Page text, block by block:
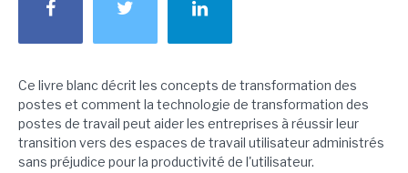
Ce livre blanc décrit les concepts de transformation des
postes et comment la technologie de transformation des
postes de travail peut aider les entreprises à réussir leur
transition vers des espaces de travail utilisateur administrés
sans préjudice pour la productivité de l'utilisateur.